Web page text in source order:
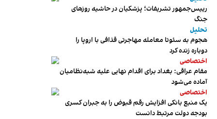
رییس‌جمهور تشریفات؛ پزشکیان در حاشیه روزهای
جنگ
تحلیل
هجوم به سئوتا معامله مهاجرتی قذافی با اروپا را
دوباره زنده کرد
اختصاصی
مقام عراقی: بغداد برای اقدام نهایی علیه شبه‌نظامیان
آماده می‌شود
اختصاصی
یک منبع بانکی افزایش رقم قبوض را به جبران کسری
بودجه دولت مرتبط دانست